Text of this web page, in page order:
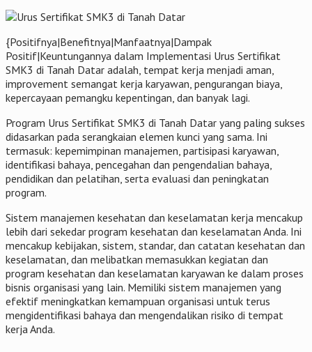
{Positifnya|Benefitnya|Manfaatnya|Dampak
Positif|Keuntungannya dalam Implementasi Urus Sertifikat
SMK3 di Tanah Datar adalah, tempat kerja menjadi aman,
improvement semangat kerja karyawan, pengurangan biaya,
kepercayaan pemangku kepentingan, dan banyak lagi.
Program Urus Sertifikat SMK3 di Tanah Datar yang paling sukses
didasarkan pada serangkaian elemen kunci yang sama. Ini
termasuk: kepemimpinan manajemen, partisipasi karyawan,
identifikasi bahaya, pencegahan dan pengendalian bahaya,
pendidikan dan pelatihan, serta evaluasi dan peningkatan
program.
Sistem manajemen kesehatan dan keselamatan kerja mencakup
lebih dari sekedar program kesehatan dan keselamatan Anda. Ini
mencakup kebijakan, sistem, standar, dan catatan kesehatan dan
keselamatan, dan melibatkan memasukkan kegiatan dan
program kesehatan dan keselamatan karyawan ke dalam proses
bisnis organisasi yang lain. Memiliki sistem manajemen yang
efektif meningkatkan kemampuan organisasi untuk terus
mengidentifikasi bahaya dan mengendalikan risiko di tempat
kerja Anda.